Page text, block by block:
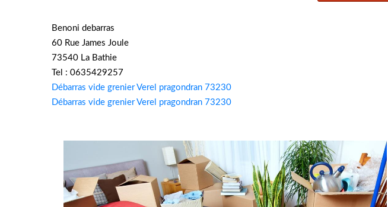
Benoni debarras
60 Rue James Joule
73540 La Bathie
Tel : 0635429257
Débarras vide grenier Verel pragondran 73230
Débarras vide grenier Verel pragondran 73230